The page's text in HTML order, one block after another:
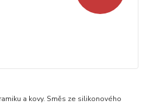
a kovy. Směs ze silikonového